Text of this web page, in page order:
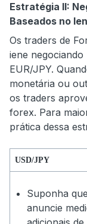
Estratégia II:
Baseados no
Os traders de
iene
EUR/JPY.
monetária ou
os traders
forex. Para
prática dessa
USD/JPY
Suponha
anuncie